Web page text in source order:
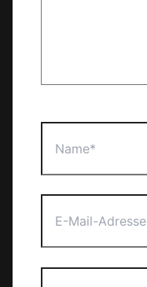
Mail-